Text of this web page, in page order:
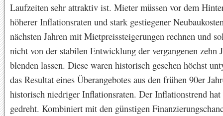
Laufzeiten sehr attraktiv ist. Mieter müssen vor dem
höherer Inflationsraten und stark gestiegener
nächsten Jahren mit Mietpreissteigerungen rechnen und
nicht von der stabilen Entwicklung der vergangenen zehn
blenden lassen. Diese waren historisch gesehen höchst
das Resultat eines Überangebotes aus den frühen 90er
historisch niedriger Inflationsraten. Der Inflationstrend hat
gedreht. Kombiniert mit den günstigen